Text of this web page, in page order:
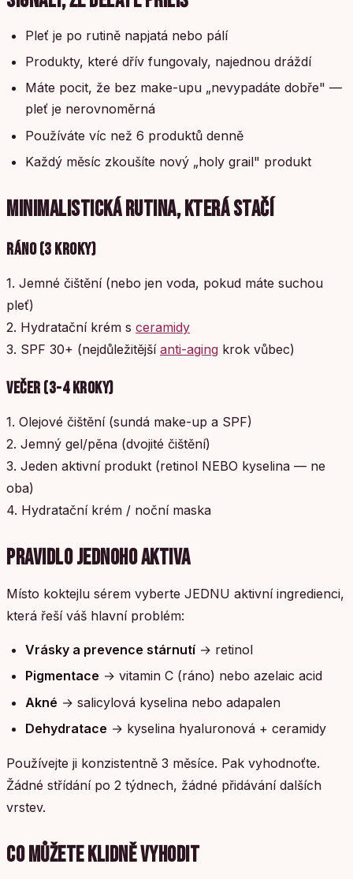
Pleť je po rutině napjatá nebo pálí
Produkty, které dřív fungovaly, najednou dráždí
Máte pocit, že bez make-upu „nevypadáte dobře" —
pleť je nerovnoměrná
Používáte víc než 6 produktů denně
Každý měsíc zkoušíte nový „holy grail" produkt
MINIMALISTICKÁ RUTINA, KTERÁ STAČÍ
RÁNO (3 KROKY)
1. Jemné čištění (nebo jen voda, pokud máte suchou
pleť)
2. Hydratační krém s ceramidy
3. SPF 30+ (nejdůležitější anti-aging krok vůbec)
VEČER (3-4 KROKY)
1. Olejové čištění (sundá make-up a SPF)
2. Jemný gel/pěna (dvojité čištění)
3. Jeden aktivní produkt (retinol NEBO kyselina — ne
oba)
4. Hydratační krém / noční maska
PRAVIDLO JEDNOHO AKTIVA
Místo koktejlu sérem vyberte JEDNU aktivní ingredienci,
která řeší váš hlavní problém:
Vrásky a prevence stárnutí → retinol
Pigmentace → vitamin C (ráno) nebo azelaic acid
Akné → salicylová kyselina nebo adapalen
Dehydratace → kyselina hyaluronová + ceramidy
Používejte ji konzistentně 3 měsíce. Pak vyhodnoťte.
Žádné střídání po 2 týdnech, žádné přidávání dalších
vrstev.
CO MŮŽETE KLIDNĚ VYHODIT